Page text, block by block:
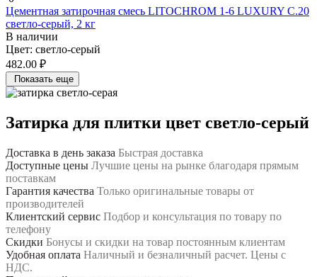
Цементная затирочная смесь LITOCHROM 1-6 LUXURY C.20
светло-серый, 2 кг
В наличии
Цвет: светло-серый
482.00 ₽
Показать еще
Затирка для плитки цвет светло-серый
Доставка в день заказа Быстрая доставка
Доступные цены Лучшие цены на рынке благодаря прямым
поставкам
Гарантия качества Только оригинальные товары от
производителей
Клиентский сервис Подбор и консультация по товару по
телефону
Скидки Бонусы и скидки на товар постоянным клиентам
Удобная оплата Наличный и безналичный расчет. Цены с
НДС.